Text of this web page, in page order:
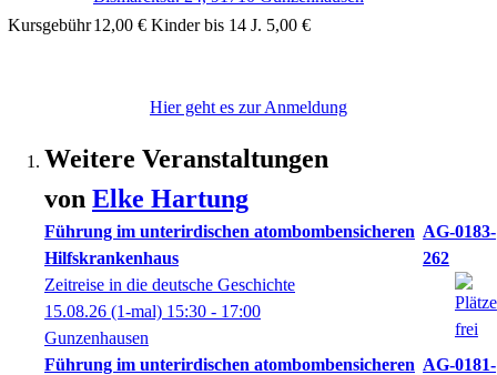
Kursgebühr12,00 € Kinder bis 14 J. 5,00 €
Hier geht es zur Anmeldung
Weitere Veranstaltungen
von Elke Hartung
Führung im unterirdischen atombombensicheren
Hilfskrankenhaus
AG-0183-
262
Zeitreise in die deutsche Geschichte
15.08.26 (1-mal) 15:30 - 17:00
Gunzenhausen
Führung im unterirdischen atombombensicheren AG-0181-